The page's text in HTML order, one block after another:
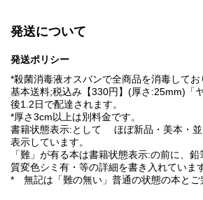
発送について
発送ポリシー
*殺菌消毒液オスバンで全商品を消毒してお
基本送料;税込み【330円】(厚さ:25mm)「
後1.2日で配達されます。
*厚さ3cm以上は別料金です。
書籍状態表示:として ほぼ新品・美本・並
表示しています。
「難」が有る本は書籍状態表示:の前に、
質変色シミ有・等の詳細を書き入れています
* 無記は「難の無い」普通の状態の本と